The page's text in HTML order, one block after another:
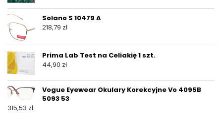
Solano S 10479 A
218,79 zł
Prima Lab Test na Celiakię 1 szt.
44,90 zł
Vogue Eyewear Okulary Korekcyjne Vo 4095B
5093 53
315,53 zł